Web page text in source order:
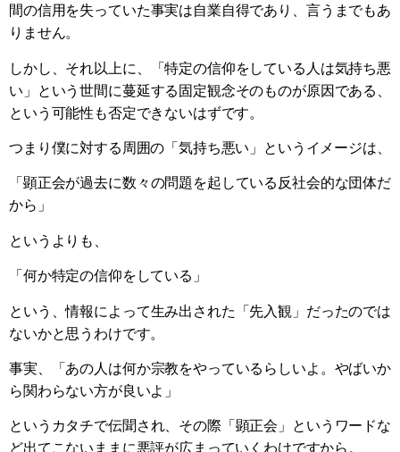
間の信用を失っていた事実は自業自得であり、言うまでもあ
りません。
しかし、それ以上に、「特定の信仰をしている人は気持ち悪
い」という世間に蔓延する固定観念そのものが原因である、
という可能性も否定できないはずです。
つまり僕に対する周囲の「気持ち悪い」というイメージは、
「顕正会が過去に数々の問題を起している反社会的な団体だ
から」
というよりも、
「何か特定の信仰をしている」
という、情報によって生み出された「先入観」だったのでは
ないかと思うわけです。
事実、「あの人は何か宗教をやっているらしいよ。やばいか
ら関わらない方が良いよ」
というカタチで伝聞され、その際「顕正会」というワードな
ど出てこないままに悪評が広まっていくわけですから。